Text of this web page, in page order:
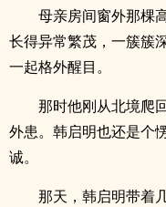
母亲房间窗外那棵
长得异常繁茂，一簇簇
一起格外醒目。
那时他刚从北境爬
外患。韩启明也还是个
诚。
那天，韩启明带着